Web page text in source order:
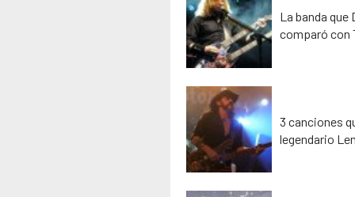
La banda que
comparó con
3 canciones
legendario